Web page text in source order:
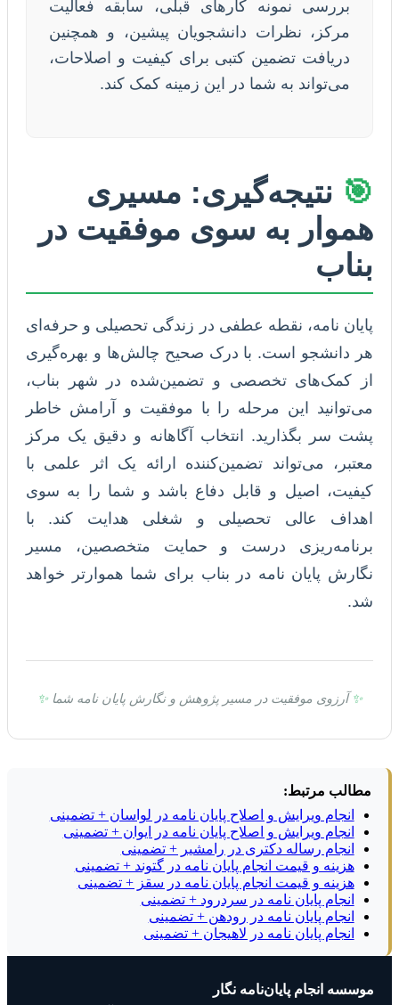
بررسی نمونه کارهای قبلی، سابقه فعالیت
مرکز، نظرات دانشجویان پیشین، و همچنین
دریافت تضمین کتبی برای کیفیت و اصلاحات،
می‌تواند به شما در این زمینه کمک کند.
🎯 نتیجه‌گیری: مسیری
هموار به سوی موفقیت در
بناب
پایان نامه، نقطه عطفی در زندگی تحصیلی و حرفه‌ای
هر دانشجو است. با درک صحیح چالش‌ها و بهره‌گیری
از کمک‌های تخصصی و تضمین‌شده در شهر بناب،
می‌توانید این مرحله را با موفقیت و آرامش خاطر
پشت سر بگذارید. انتخاب آگاهانه و دقیق یک مرکز
معتبر، می‌تواند تضمین‌کننده ارائه یک اثر علمی با
کیفیت، اصیل و قابل دفاع باشد و شما را به سوی
اهداف عالی تحصیلی و شغلی هدایت کند. با
برنامه‌ریزی درست و حمایت متخصصین، مسیر
نگارش پایان نامه در بناب برای شما هموارتر خواهد
شد.
✨ آرزوی موفقیت در مسیر پژوهش و نگارش پایان نامه شما✨
مطالب مرتبط:
انجام ویرایش و اصلاح پایان نامه در لواسان + تضمینی
انجام ویرایش و اصلاح پایان نامه در ایوان + تضمینی
انجام رساله دکتری در رامشیر + تضمینی
هزینه و قیمت انجام پایان نامه در گتوند + تضمینی
هزینه و قیمت انجام پایان نامه در سقز + تضمینی
انجام پایان نامه در سردرود + تضمینی
انجام پایان نامه در رودهن + تضمینی
انجام پایان نامه در لاهیجان + تضمینی
موسسه انجام پایان‌نامه نگار